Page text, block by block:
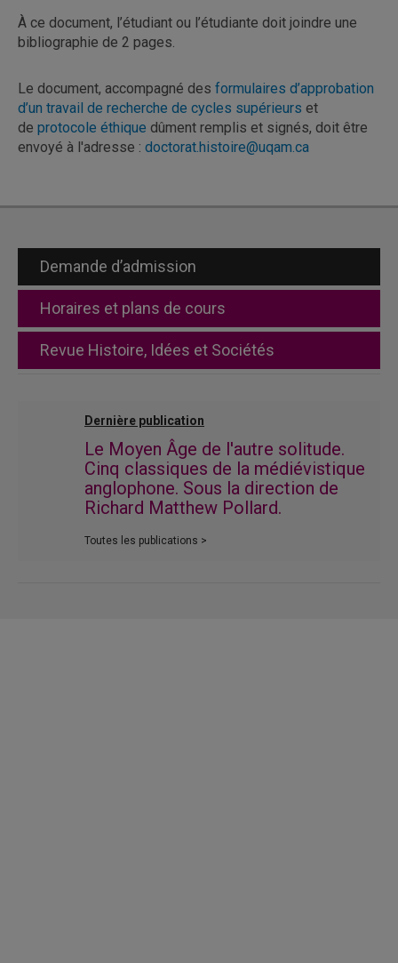
À ce document, l’étudiant ou l’étudiante doit joindre une
bibliographie de 2 pages.
Le document, accompagné des formulaires d’approbation
d’un travail de recherche de cycles supérieurs et
de protocole éthique dûment remplis et signés, doit être
envoyé à l'adresse : doctorat.histoire@uqam.ca
Demande d’admission
Horaires et plans de cours
Revue Histoire, Idées et Sociétés
Dernière publication
Le Moyen Âge de l'autre solitude.
Cinq classiques de la médiévistique
anglophone. Sous la direction de
Richard Matthew Pollard.
Toutes les publications >